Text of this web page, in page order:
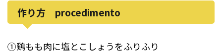
作り方 procedimento
①鶏もも肉に塩とこしょうをふりふり